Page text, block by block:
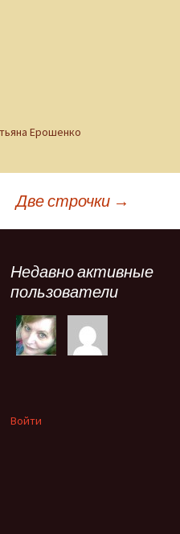
Ерошенко
Две строчки →
Недавно активные
пользователи
Войти